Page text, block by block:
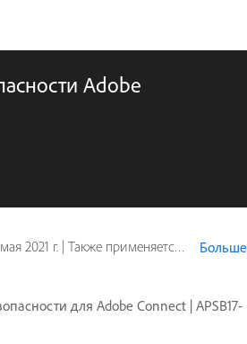
Adobe
2021 г. | Также применяется к Adobe Connect Больше
для Adobe Connect | APSB17-